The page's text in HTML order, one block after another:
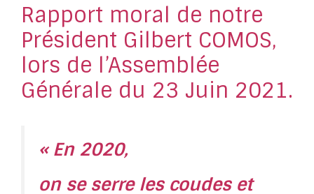
Rapport moral de notre
Président Gilbert COMOS,
lors de l’Assemblée
Générale du 23 Juin 2021.
« En 2020,
on se serre les coudes et